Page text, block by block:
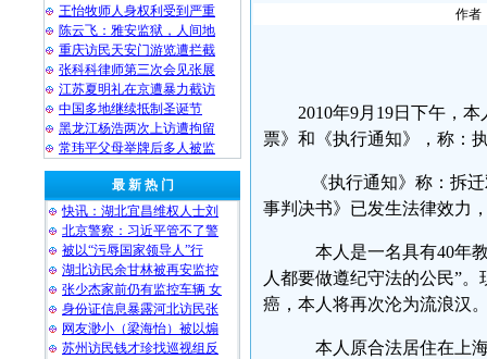
王怡牧师人身权利受到严重
陈云飞：雅安监狱，人间地
重庆访民天安门游览遭拦截
张科科律师第三次会见张展
江苏夏明礼在京遭暴力截访
中国多地继续抵制圣诞节
黑龙江杨浩两次上访遭拘留
常玮平父母举牌后多人被监
最 新 热 门
快讯：湖北宜昌维权人士刘
北京警察：习近平管不了警
被以“污辱国家领导人”行
湖北访民余甘林被再安监控
张少杰家前仍有监控车辆 女
身份证信息暴露河北访民张
网友渺小（梁海怡）被以煽
苏州访民钱才珍找巡视组反
作者
2010年9月19日下午，
票》和《执行通知》，称：
《执行通知》称：拆迁
事判决书》已发生法律效力
本人是一名具有40年
人都要做遵纪守法的公民”
癌，本人将再次沦为流浪汉
本人原合法居住在上